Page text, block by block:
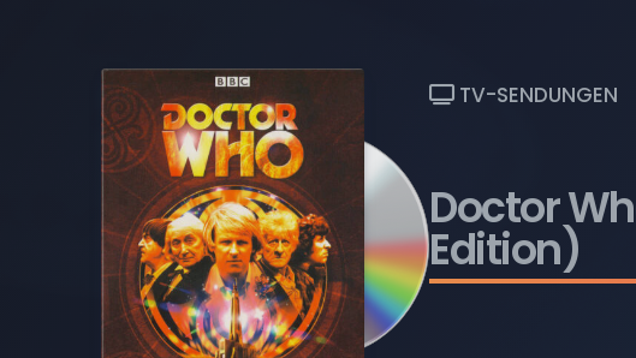
FILME
MUSIK-VIDEOS
TV-SENDUNGEN
WIEDERGABELISTEN
BLU-RAY DISCS
TV-SENDUNGEN
Doctor
Edition)